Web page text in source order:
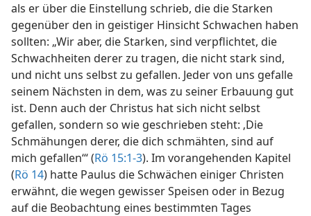
als er über die Einstellung schrieb, die die Starken
gegenüber den in geistiger Hinsicht Schwachen haben
sollten: „Wir aber, die Starken, sind verpflichtet, die
Schwachheiten derer zu tragen, die nicht stark sind,
und nicht uns selbst zu gefallen. Jeder von uns gefalle
seinem Nächsten in dem, was zu seiner Erbauung gut
ist. Denn auch der Christus hat sich nicht selbst
gefallen, sondern so wie geschrieben steht: ‚Die
Schmähungen derer, die dich schmähten, sind auf
mich gefallen‘“ (Rö 15:1-3). Im vorangehenden Kapitel
(Rö 14) hatte Paulus die Schwächen einiger Christen
erwähnt, die wegen gewisser Speisen oder in Bezug
auf die Beobachtung eines bestimmten Tages